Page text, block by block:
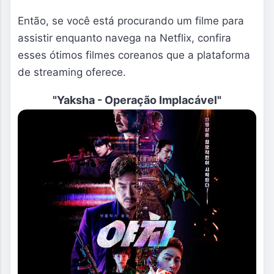
Então, se você está procurando um filme para
assistir enquanto navega na Netflix, confira
esses ótimos filmes coreanos que a plataforma
de streaming oferece.
"Yaksha - Operação Implacável"